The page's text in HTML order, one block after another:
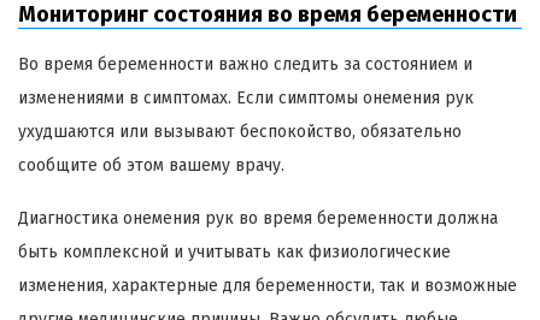
Мониторинг состояния во время беременности
Во время беременности важно следить за состоянием и
изменениями в симптомах. Если симптомы онемения рук
ухудшаются или вызывают беспокойство, обязательно
сообщите об этом вашему врачу.
Диагностика онемения рук во время беременности должна
быть комплексной и учитывать как физиологические
изменения, характерные для беременности, так и возможные